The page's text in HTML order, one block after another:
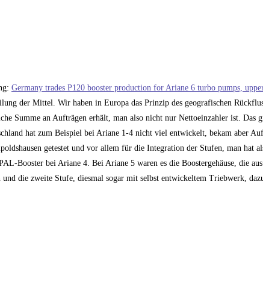
Germany trades P120 booster production for Ariane 6 turbo pumps,
der Mittel. Wir haben in Europa das Prinzip des geografischen
Summe an Aufträgen erhält, man also nicht nur Nettoeinzahler ist. Das
hat zum Beispiel bei Ariane 1-4 nicht viel entwickelt, bekam aber
getestet und vor allem für die Integration der Stufen, man hat
Booster bei Ariane 4. Bei Ariane 5 waren es die Boostergehäuse, die
die zweite Stufe, diesmal sogar mit selbst entwickeltem Triebwerk,